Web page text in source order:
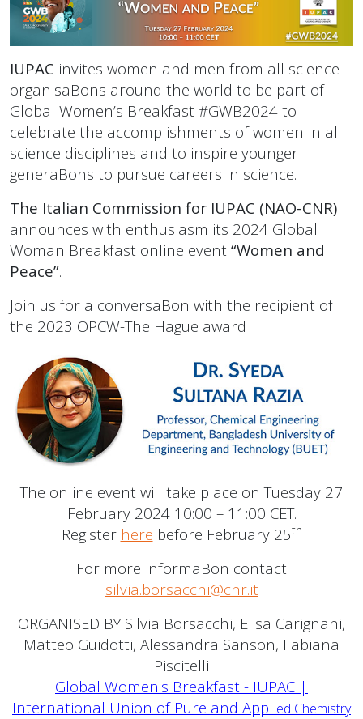
IUPAC invites women and men from all science
organisaBons around the world to be part of
Global Women’s Breakfast #GWB2024 to
celebrate the accomplishments of women in all
science disciplines and to inspire younger
generaBons to pursue careers in science.
The Italian Commission for IUPAC (NAO-CNR)
announces with enthusiasm its 2024 Global
Woman Breakfast online event “Women and
Peace”.
Join us for a conversaBon with the recipient of
the 2023 OPCW-The Hague award
The online event will take place on Tuesday 27
February 2024 10:00 – 11:00 CET.
Register here before February 25th
For more informaBon contact
silvia.borsacchi@cnr.it
ORGANISED BY Silvia Borsacchi, Elisa Carignani,
Matteo Guidotti, Alessandra Sanson, Fabiana
Piscitelli
Global Women's Breakfast - IUPAC |
International Union of Pure and Applied Chemistry